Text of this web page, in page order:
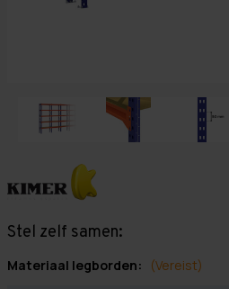
Stel zelf samen:
Materiaal legborden: (Vereist)